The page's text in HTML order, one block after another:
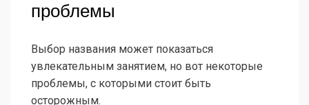
проблемы
Выбор названия может показаться
увлекательным занятием, но вот некоторые
проблемы, с которыми стоит быть
осторожным.